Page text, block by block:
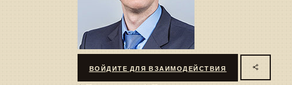
ВОЙДИТЕ ДЛЯ ВЗАИМОДЕЙСТВИЯ